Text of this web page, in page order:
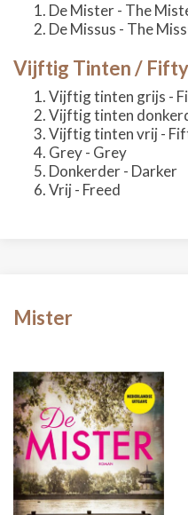
De Mister - The
De Missus - The
Vijftig Tinten / Fifty
Vijftig tinten grijs -
Vijftig tinten
Vijftig tinten vrij -
Grey - Grey
Donkerder - Darker
Vrij - Freed
Mister